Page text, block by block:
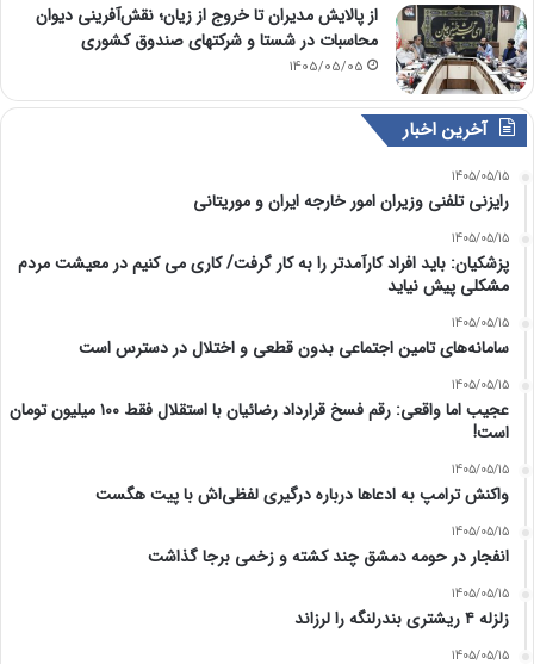
از پالایش مدیران تا خروج از زیان؛ نقش‌آفرینی دیوان
محاسبات در شستا و شرکتهای صندوق کشوری
1405/05/05
آخرین اخبار
1405/05/15
رایزنی تلفنی وزیران امور خارجه ایران و موریتانی
1405/05/15
پزشکیان: باید افراد کارآمدتر را به کار گرفت/ کاری می کنیم در معیشت مردم
مشکلی پیش نیاید
1405/05/15
سامانه‌های تامین اجتماعی بدون قطعی و اختلال در دسترس است
1405/05/15
عجیب اما واقعی: رقم فسخ قرارداد رضائیان با استقلال فقط ۱۰۰ میلیون تومان
است!
1405/05/15
واکنش ترامپ به ادعاها درباره درگیری لفظی‌اش با پیت هگست
1405/05/15
انفجار در حومه دمشق چند کشته و زخمی برجا گذاشت
1405/05/15
زلزله ۴ ریشتری بندرلنگه را لرزاند
1405/05/15